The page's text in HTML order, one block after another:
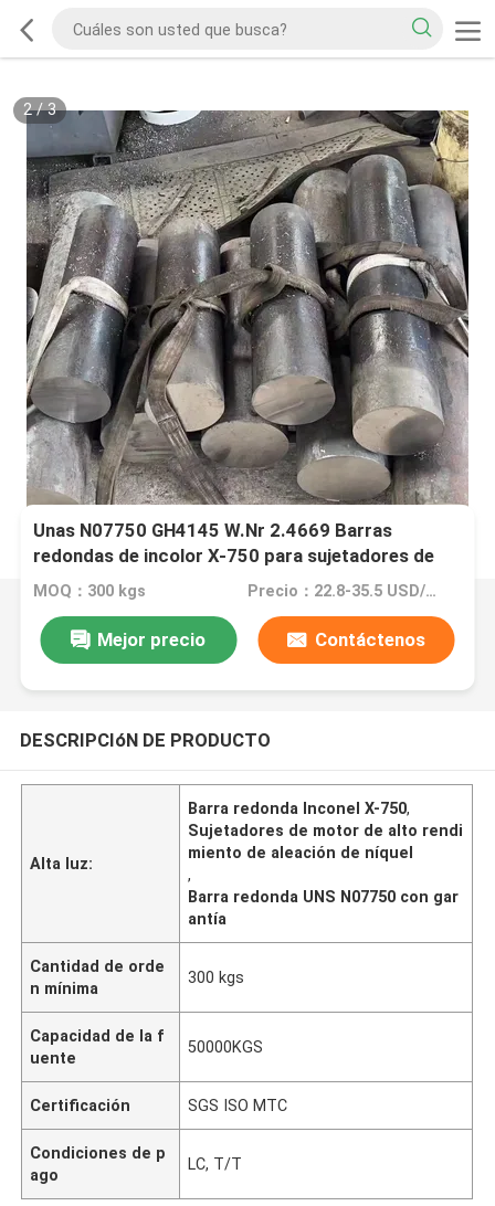
2/3
Unas N07750 GH4145 W.Nr 2.4669 Barras
redondas de incolor X-750 para sujetadores de
motores de alto rendimiento
MOQ：300 kgs Precio：22.8-35.5 USD/KG
Mejor precio Contáctenos
DESCRIPCIóN DE PRODUCTO
Alta luz:
Barra redonda Inconel X-750,
Sujetadores de motor de alto rendi
miento de aleación de níquel
,
Barra redonda UNS N07750 con gar
antía
Cantidad de orde
n mínima
300 kgs
Capacidad de la f
uente
50000KGS
Certificación SGS ISO MTC
Condiciones de p
ago
LC, T/T